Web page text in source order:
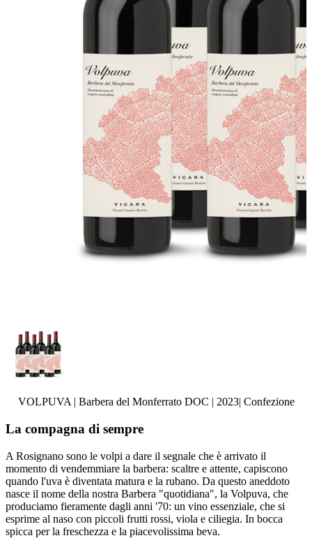
VOLPUVA | Barbera del Monferrato DOC | 2023| Confezione
La compagna di sempre
A Rosignano sono le volpi a dare il segnale che è arrivato il
momento di vendemmiare la barbera: scaltre e attente, capiscono
quando l'uva è diventata matura e la rubano. Da questo aneddoto
nasce il nome della nostra Barbera "quotidiana", la Volpuva, che
produciamo fieramente dagli anni '70: un vino essenziale, che si
esprime al naso con piccoli frutti rossi, viola e ciliegia. In bocca
spicca per la freschezza e la piacevolissima beva.